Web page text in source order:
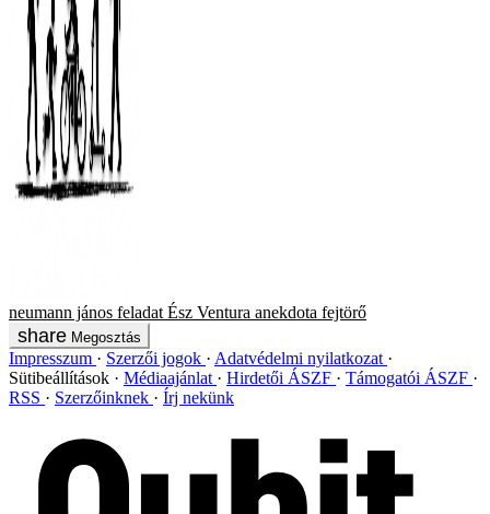
neumann jános feladat Ész Ventura anekdota fejtörő
Megosztás
Impresszum Szerzői jogok
Adatvédelmi nyilatkozat
Sütibeállítások
Médiaajánlat Hirdetői ÁSZF
Támogatói ÁSZF
RSS
Szerzőinknek Írj nekünk